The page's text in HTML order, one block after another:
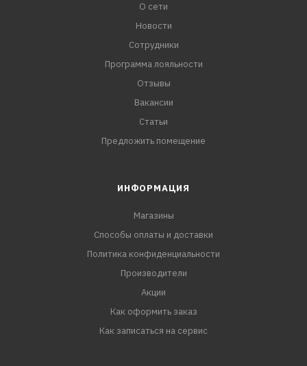
О сети
Новости
Сотрудники
Программа лояльности
Отзывы
Вакансии
Статьи
Предложить помещение
ИНФОРМАЦИЯ
Магазины
Способы оплаты и доставки
Политика конфиденциальности
Производители
Акции
Как оформить заказ
Как записаться на сервис